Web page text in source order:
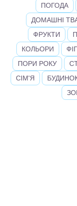
ПОГОДА
ДОМАШНІ
ФРУКТИ
КОЛЬОРИ
ПОРИ РОКУ
СІМ'Я